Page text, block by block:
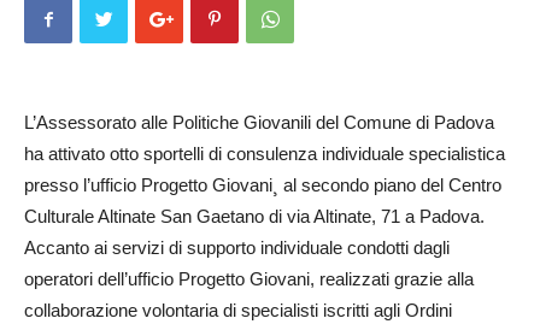
L’Assessorato alle Politiche Giovanili del Comune di Padova
ha attivato otto sportelli di consulenza individuale specialistica
presso l’ufficio Progetto Giovani¸ al secondo piano del Centro
Culturale Altinate San Gaetano di via Altinate, 71 a Padova.
Accanto ai servizi di supporto individuale condotti dagli
operatori dell’ufficio Progetto Giovani, realizzati grazie alla
collaborazione volontaria di specialisti iscritti agli Ordini